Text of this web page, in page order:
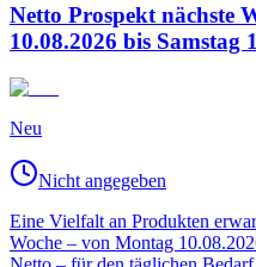
Netto Prospekt nächste
10.08.2026 bis Samstag
Neu
Nicht angegeben
Eine Vielfalt an Produkten
Woche – von Montag